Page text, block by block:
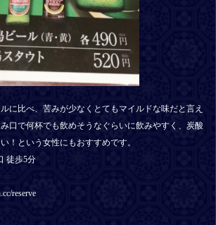
に比べ、苦みが少なくとてもマイルドな味だと言え
口で何杯でも飲めそうなぐらいに飲みやすく、炭酸
！という女性にもおすすめです。
徒歩5分
reserve